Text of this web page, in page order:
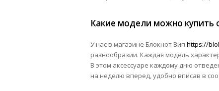
Какие модели можно купить
У нас в магазине Блокнот Вип https://
разнообразии. Каждая модель
В этом аксессуаре каждому дню
на неделю вперед, удобно вписав в